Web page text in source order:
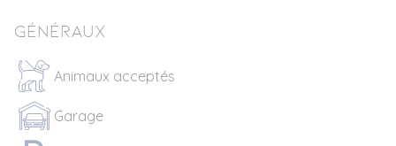
Généraux
Animaux acceptés
Garage